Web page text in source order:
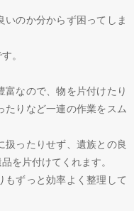
のか分からず困ってしま
。
なので、物を片付けたり
たりなど一連の作業をスム
扱ったりせず、遺族との良
を片付けてくれます。
もずっと効率よく整理して